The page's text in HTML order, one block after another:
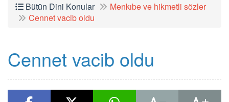
Bütün Dini Konular
Menkıbe ve hikmetli sözler
Cennet vacib oldu
Cennet vacib oldu